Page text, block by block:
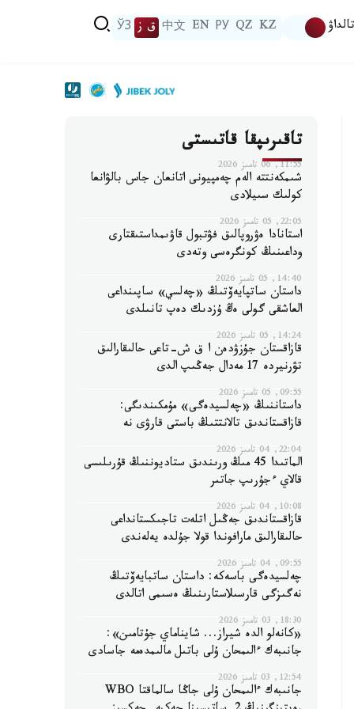
تالداۋ KZ
QZ
РУ
EN
中文 ق ز ЎЗ
تاقىرىپقا قاتىستى
11:55, 06 تامىز 2026
شىمكەنتتە الەم چەمپيونى اتانعان جاس بالۋانعا
كولىك سىيلادى
22:05, 05 تامىز 2026
استانادا ەۋروپالىق فۋتبول قاۋىمداستىقتارى
وداعىنىڭ كونگرەسى وتەدى
14:40, 05 تامىز 2026
داستان ساتپايەۆتىڭ «چەلسي» ساپىنداعى
العاشقى گولى ەڭ ۇزدىك دەپ تانىلدى
14:24, 05 تامىز 2026
قازاقستان جۇزۋدەن ا ق ش-تاعى حالىقارالىق
تۋرنيردە 17 مەدال جەڭىپ الدى
09:55, 05 تامىز 2026
داستاننىڭ «چەلسيدەگى» مۇمكىندىگى:
قازاقستاندىق تالانتتىڭ باستى قارۋى نە
22:04, 04 تامىز 2026
الماتىدا 45 مىڭ ورىندىق ستاديوننىڭ قۇرىلىسى
قالاي ءجۇرىپ جاتىر
10:08, 04 تامىز 2026
قازاقستاندىق جەڭىل اتلەت تاجىكستانداعى
حالىقارالىق مارافوندا قولا جۇلدە يەلەندى
09:55, 04 تامىز 2026
چەلسيدەگى باسەكە: داستان ساتبايەۆتىڭ
نەگىزگى قارسىلاستارىنىڭ ەسىمى اتالدى
18:30, 03 تامىز 2026
«كانەلو الدە شيراز... شايناماي جۇتامىن»:
جانىبەك ءالىمحان ۇلى باتىل مالىمدەمە جاسادى
12:54, 03 تامىز 2026
جانىبەك ءالىمحان ۇلى جاڭا سالماقتا WBO